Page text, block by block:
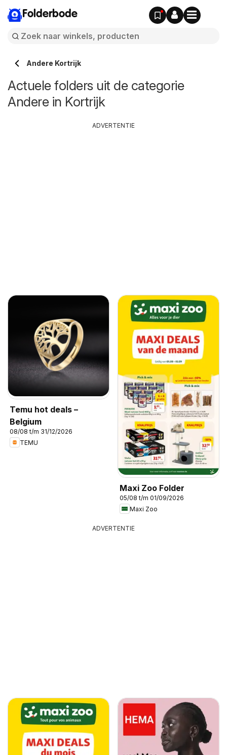
Folderbode
Andere Kortrijk
Actuele folders uit de categorie
Andere in Kortrijk
Temu hot deals –
Belgium
08/08 t/m 31/12/2026
TEMU
Maxi Zoo Folder
05/08 t/m 01/09/2026
Maxi Zoo
ADVERTENTIE
ADVERTENTIE